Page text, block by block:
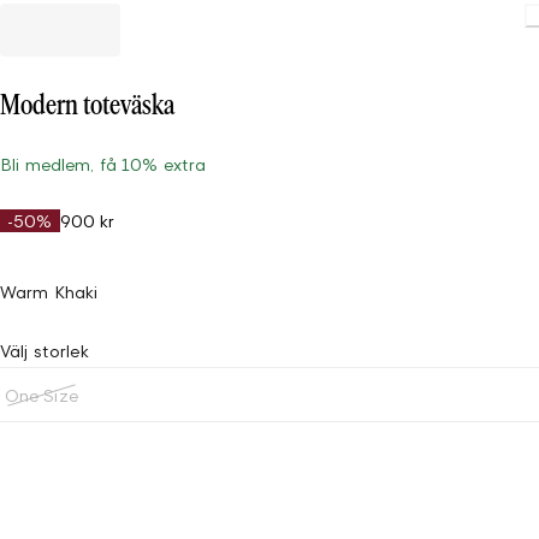
Modern toteväska
Bli medlem, få 10% extra
-50% 900 kr
Warm Khaki
Välj storlek
One Size